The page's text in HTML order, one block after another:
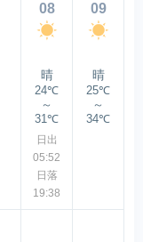
08
晴
24℃
～
31℃
日出
05:52
日落
19:38
09
晴
25℃
～
34℃